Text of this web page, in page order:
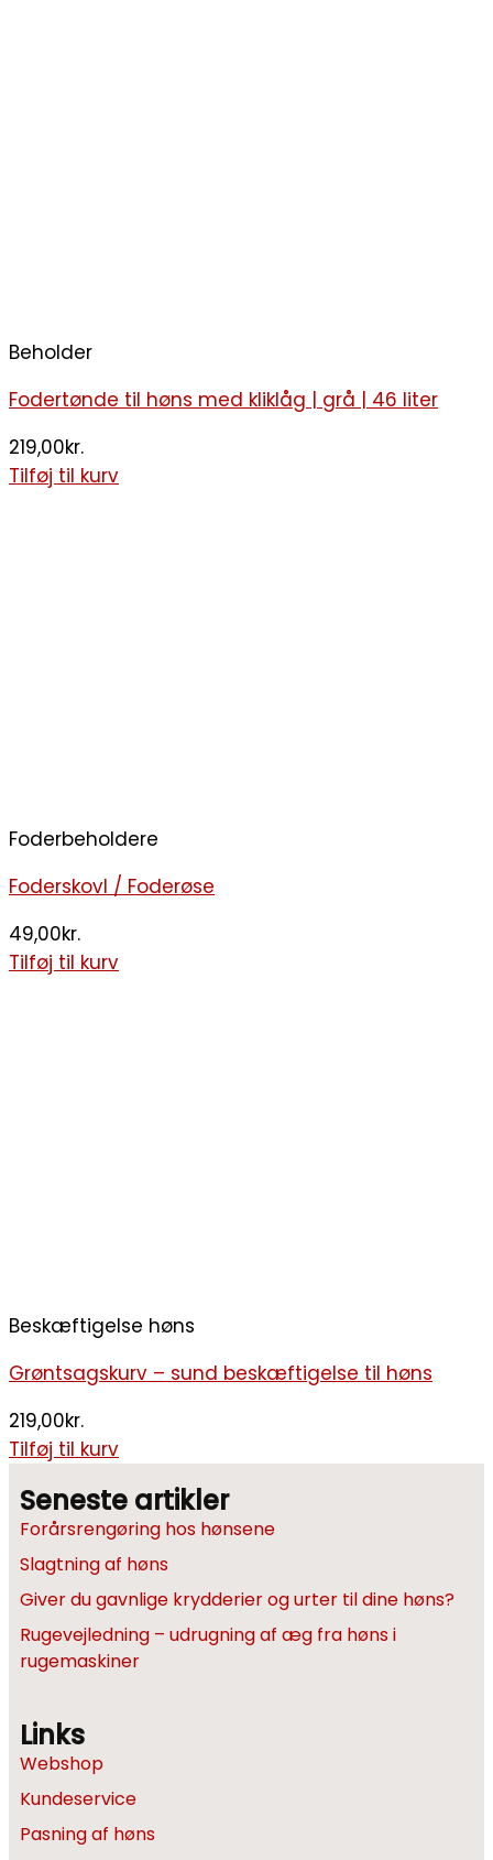
Beholder
Fodertønde til høns med kliklåg | grå | 46 liter
219,00kr.
Tilføj til kurv
Foderbeholdere
Foderskovl / Foderøse
49,00kr.
Tilføj til kurv
Beskæftigelse høns
Grøntsagskurv – sund beskæftigelse til høns
219,00kr.
Tilføj til kurv
Seneste artikler
Forårsrengøring hos hønsene
Slagtning af høns
Giver du gavnlige krydderier og urter til dine høns?
Rugevejledning – udrugning af æg fra høns i
rugemaskiner
Links
Webshop
Kundeservice
Pasning af høns